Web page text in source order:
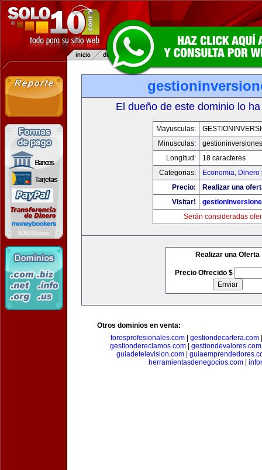
El dueño de este dominio lo
Mayusculas:
Minusculas:
Longitud:
18 caracteres
Categorias:
Economia, Dinero
Precio:
Realizar una
Visitar!
Serán consideradas
Realizar una Oferta
Precio Ofrecido $
Otros dominios en venta:
forosprofesionales.com
gestiondecartera.com
gestiondereclamos.com| gestiondevalores.com
guiadetelevision.com
herramientasdenegocios.com